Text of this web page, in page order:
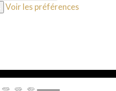
Voir les préférences